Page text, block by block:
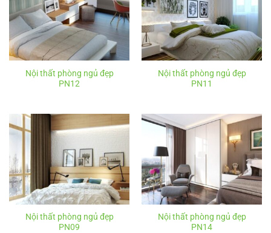
Nội thất phòng ngủ đẹp
PN12
Nội thất phòng ngủ đẹp
PN11
Nội thất phòng ngủ đẹp
PN09
Nội thất phòng ngủ đẹp
PN14